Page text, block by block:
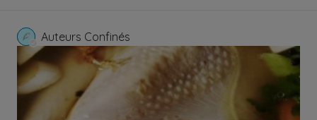
Auteurs Confinés